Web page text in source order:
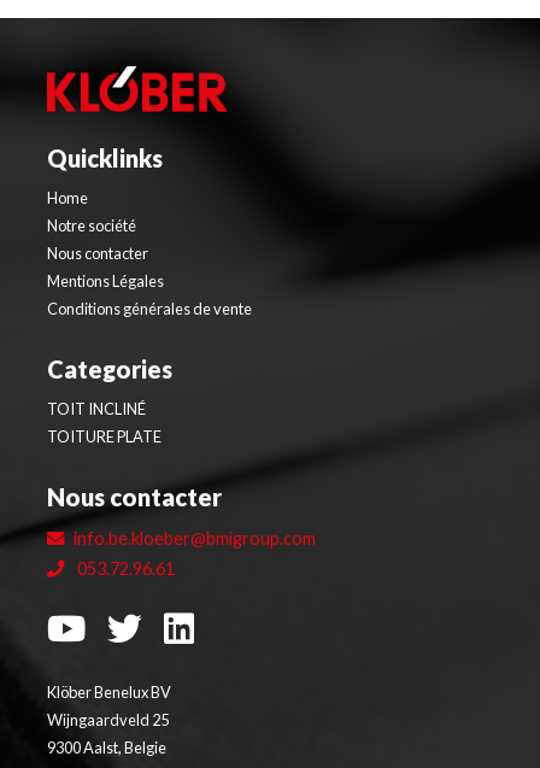
Quicklinks
Home
Notre société
Nous contacter
Mentions Légales
Conditions générales de vente
Categories
TOIT INCLINÉ
TOITURE PLATE
Nous contacter
info.be.kloeber@bmigroup.com
053.72.96.61
Klöber Benelux BV
Wijngaardveld 25
9300 Aalst, Belgie